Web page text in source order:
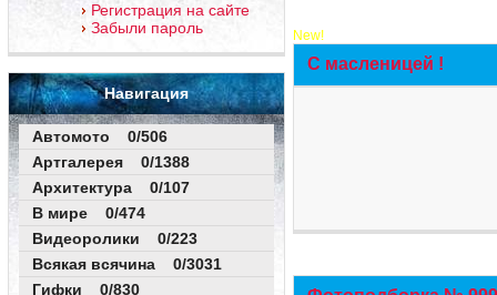
Регистрация на сайте
Забыли пароль
Навигация
Автомото 0/506
Артгалерея 0/1388
Архитектура 0/107
В мире 0/474
Видеоролики 0/223
Всякая всячина 0/3031
Гифки 0/830
New!
С масленицей !